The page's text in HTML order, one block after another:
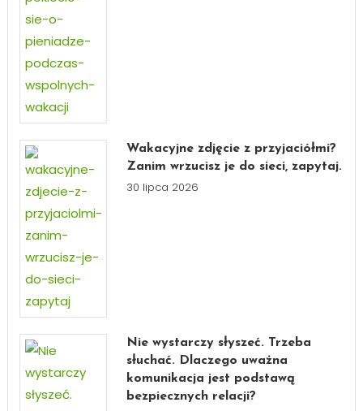
Wakacyjne zdjęcie z przyjaciółmi?
Zanim wrzucisz je do sieci, zapytaj.
30 lipca 2026
Nie wystarczy słyszeć. Trzeba
słuchać. Dlaczego uważna
komunikacja jest podstawą
bezpiecznych relacji?